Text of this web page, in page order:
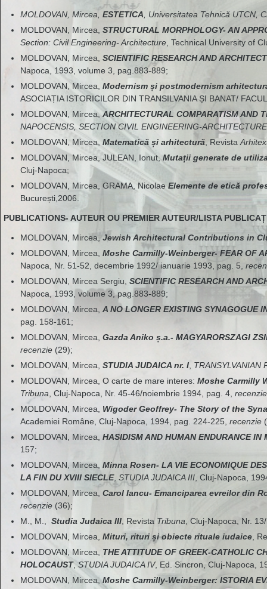
MOLDOVAN, Mircea, ESTETICA , Universitatea Tehnică UTCN,
MOLDOVAN, Mircea, STRUCTURAL MORPHOLOGY- AN
Section: Civil Engineering- Architecture , Technical University of
MOLDOVAN, Mircea, SCIENTIFIC RESEARCH AND
Napoca, 1993, volume 3, pag.883-889;
MOLDOVAN, Mircea, Modernism și postmodernism
ASOCIAȚIA ISTORICILOR DIN TRANSILVANIA ȘI BANAT/
MOLDOVAN, Mircea,ARCHITECTURAL COMPARATISM AND
NAPOCENSIS, SECTION CIVIL ENGINEERING-ARCHITECTURE
MOLDOVAN, Mircea, Matematică și arhitectură , Revista
MOLDOVAN, Mircea, JULEAN, Ionut,Mutații generate de
Cluj-Napoca;
MOLDOVAN, Mircea, GRAMA, NicolaeElemente de etică
București,2006.
PUBLICATIONS- AUTEUR OU PREMIER AUTEUR/LISTA
MOLDOVAN, Mircea,Jewish Architectural Contributions in
MOLDOVAN, Mircea, Moshe Carmilly-Weinberger- FEAR OF
Napoca, Nr. 51-52, decembrie 1992/ ianuarie 1993, pag. 5,
MOLDOVAN, Mircea Sergiu, SCIENTIFIC RESEARCH AND
Napoca, 1993, volume 3, pag.883-889;
MOLDOVAN, Mircea, A NO LONGER EXISTING SYNAGOGUE
pag. 158-161;
MOLDOVAN, Mircea, Gazda Aniko ș.a.- MAGYARORSZAGI
recenzie (29);
MOLDOVAN, Mircea, STUDIA JUDAICA nr. I TRANSYLVANIAN
MOLDOVAN, Mircea, O carte de mare interes: Moshe Carmilly
Tribuna , Cluj-Napoca, Nr. 45-46/noiembrie 1994, pag. 4,
MOLDOVAN, Mircea, Wigoder Geoffrey- The Story of the
Academiei Române, Cluj-Napoca, 1994, pag. 224-225, recenzie
MOLDOVAN, Mircea, HASIDISM AND HUMAN ENDURANCE IN
157;
MOLDOVAN, Mircea, Minna Rosen- LA VIE ECONOMIQUE
LA FIN DU XVIII SIECLE, STUDIA JUDAICA III , Cluj-Napoca,
MOLDOVAN, Mircea, Carol Iancu- Emanciparea evreilor din
recenzie (36);
M., M., Studia Judaica III , Revista Tribuna , Cluj-Napoca, Nr.
MOLDOVAN, Mircea, Mituri, rituri și obiecte rituale iudaice ,
MOLDOVAN, Mircea, THE ATTITUDE OF GREEK-CATHOLIC
HOLOCAUST,STUDIA JUDAICA IV, Ed. Sincron, Cluj-Napoca,
MOLDOVAN, Mircea,Moshe Carmilly-Weinberger: ISTORIA